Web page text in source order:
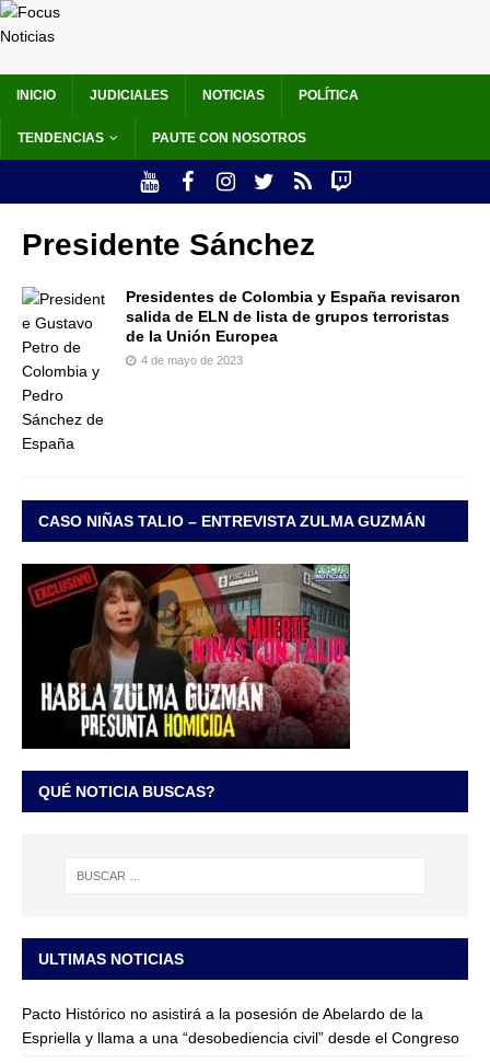
INICIO JUDICIALES NOTICIAS POLÍTICA
TENDENCIAS PAUTE CON NOSOTROS
Presidente Sánchez
Presidentes de Colombia y España revisaron
salida de ELN de lista de grupos terroristas
de la Unión Europea
4 de mayo de 2023
CASO NIÑAS TALIO – ENTREVISTA ZULMA GUZMÁN
QUÉ NOTICIA BUSCAS?
ULTIMAS NOTICIAS
Pacto Histórico no asistirá a la posesión de Abelardo de la
Espriella y llama a una “desobediencia civil” desde el Congreso